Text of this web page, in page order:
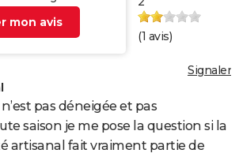
mon avis
(1 avis)
Signaler
pas déneigée et pas
saison je me pose la question si la
artisanal fait vraiment partie de